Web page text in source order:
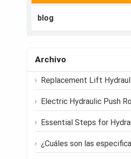
blog
Archivo
Replacement Lift Hydraulic Cylinder Selection
Electric Hydraulic Push Rod Solves Space
Essential Steps for Hydraulic Cylinder Maintenance and
¿Cuáles son las especificaciones técnicas clave de los cilindros hidráulicos de